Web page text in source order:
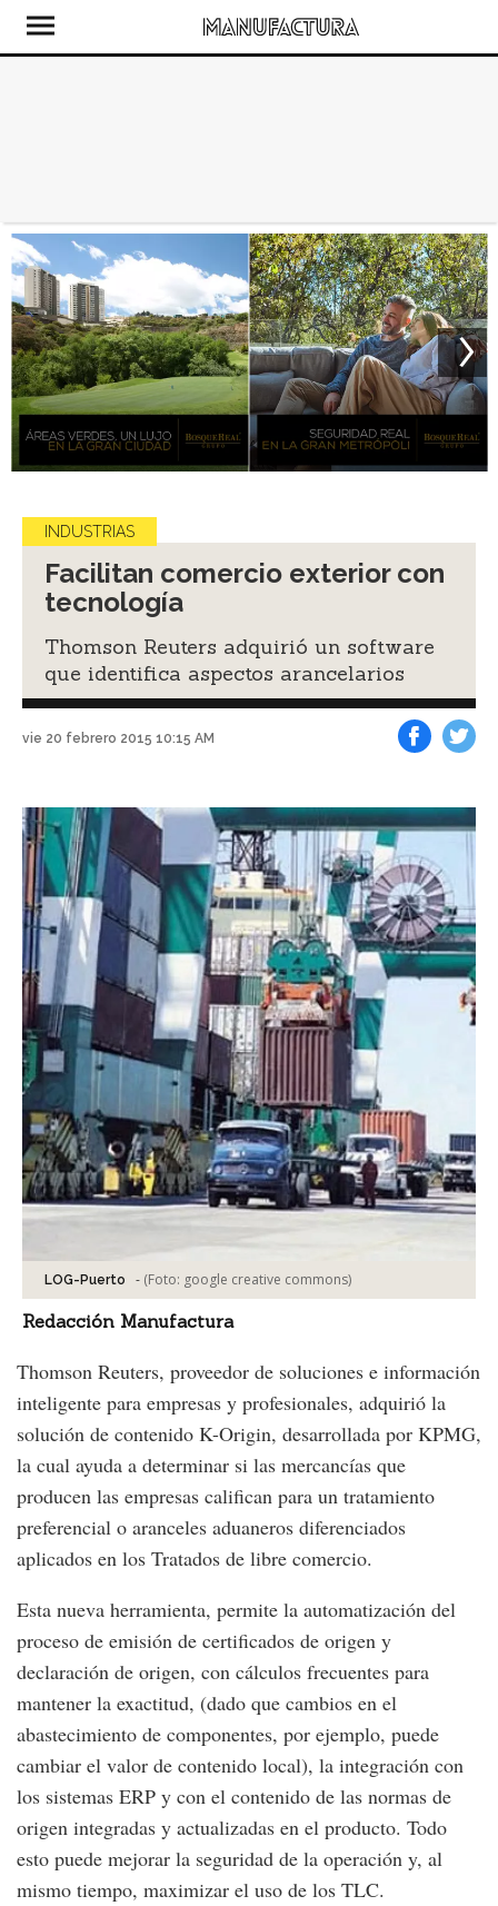
INDUSTRIAS
Facilitan comercio exterior con
tecnología
Thomson Reuters adquirió un software
que identifica aspectos arancelarios
vie 20 febrero 2015 10:15 AM
LOG-Puerto - (Foto: google creative commons)
Redacción Manufactura
Thomson Reuters, proveedor de soluciones e información
inteligente para empresas y profesionales, adquirió la
solución de contenido K-Origin, desarrollada por KPMG,
la cual ayuda a determinar si las mercancías que
producen las empresas califican para un tratamiento
preferencial o aranceles aduaneros diferenciados
aplicados en los Tratados de libre comercio.
Esta nueva herramienta, permite la automatización del
proceso de emisión de certificados de origen y
declaración de origen, con cálculos frecuentes para
mantener la exactitud, (dado que cambios en el
abastecimiento de componentes, por ejemplo, puede
cambiar el valor de contenido local), la integración con
los sistemas ERP y con el contenido de las normas de
origen integradas y actualizadas en el producto. Todo
esto puede mejorar la seguridad de la operación y, al
mismo tiempo, maximizar el uso de los TLC.